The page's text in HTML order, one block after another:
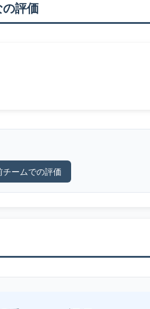
の評価
チームでの評価